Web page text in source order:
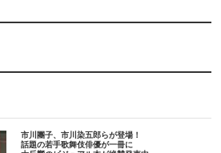
市川團子、市川染五郎らが登場！
話題の若手歌舞伎俳優が一冊に